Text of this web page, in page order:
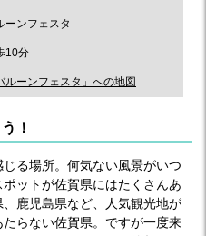
ーンフェスタ
10分
ルーンフェスタ」への地図
！
る場所。何気ない風景がいつ
ットが佐賀県にはたくさんあ
鹿児島県など、人気観光地が
らない佐賀県。ですが一度来